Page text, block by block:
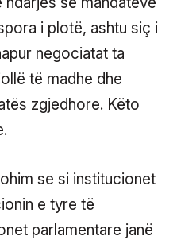
i plotë, ashtu siç i
negociatat ta
të madhe dhe
zgjedhore. Këto
se si institucionet
e tyre të
parlamentare janë